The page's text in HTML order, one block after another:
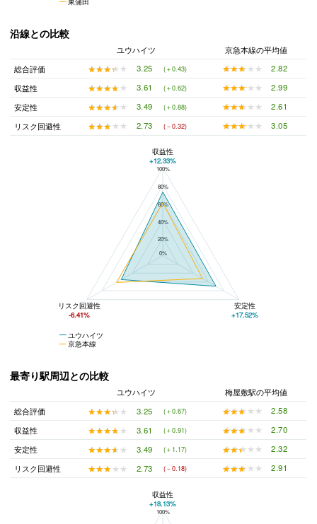
沿線との比較
ユウハイツ
京急本線の平均値
総合評価
★★★★★
★★★★★ 3.25 (＋0.43) ★★★★★
★★★★★
2.82
収益性
★★★★★
★★★★★ 3.61 (＋0.62) ★★★★★
★★★★★
2.99
安定性
★★★★★
★★★★★ 3.49 (＋0.88) ★★★★★
★★★★★
2.61
リスク回避性
★★★★★
★★★★★ 2.73 (－0.32) ★★★★★
★★★★★ 3.05
ユウハイツと京急本線の平均値の総合評価の比較
100%
80%
60%
40%
20%
0%
ユウハイツ
京急本線
収益性
+12.33%
リスク回避性
-6.41%
安定性
+17.52%
最寄り駅周辺との比較
ユウハイツ
梅屋敷駅の平均値
総合評価
★★★★★
★★★★★ 3.25 (＋0.67) ★★★★★
★★★★★
2.58
収益性
★★★★★
★★★★★ 3.61 (＋0.91) ★★★★★
★★★★★
2.70
安定性
★★★★★
★★★★★ 3.49 (＋1.17) ★★★★★
★★★★★
2.32
リスク回避性
★★★★★
★★★★★ 2.73 (－0.18) ★★★★★
★★★★★ 2.91
ユウハイツと梅屋敷駅の平均値の総合評価の比較
100%
収益性
+18.13%